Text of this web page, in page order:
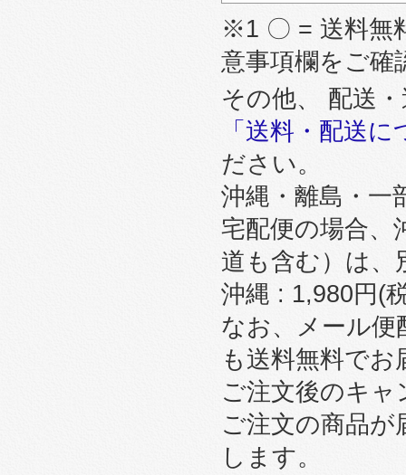
※1 〇 = 送料無
意事項欄をご確
その他、 配送
「送料・配送
ださい。
沖縄・離島・一
宅配便の場合、
道も含む）は、
沖縄 : 1,980円(
なお、メール便
も送料無料で
ご注文後のキ
ご注文の商品
します。